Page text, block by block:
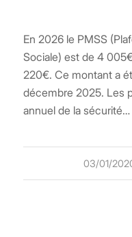
En 2026 le PMSS
Sociale) est de 4
220€. Ce montant a
décembre 2025. Les
annuel de la sécurité…
03/01/
/